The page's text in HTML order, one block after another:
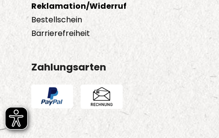
Reklamation/Widerruf
Bestellschein
Barrierefreiheit
Zahlungsarten